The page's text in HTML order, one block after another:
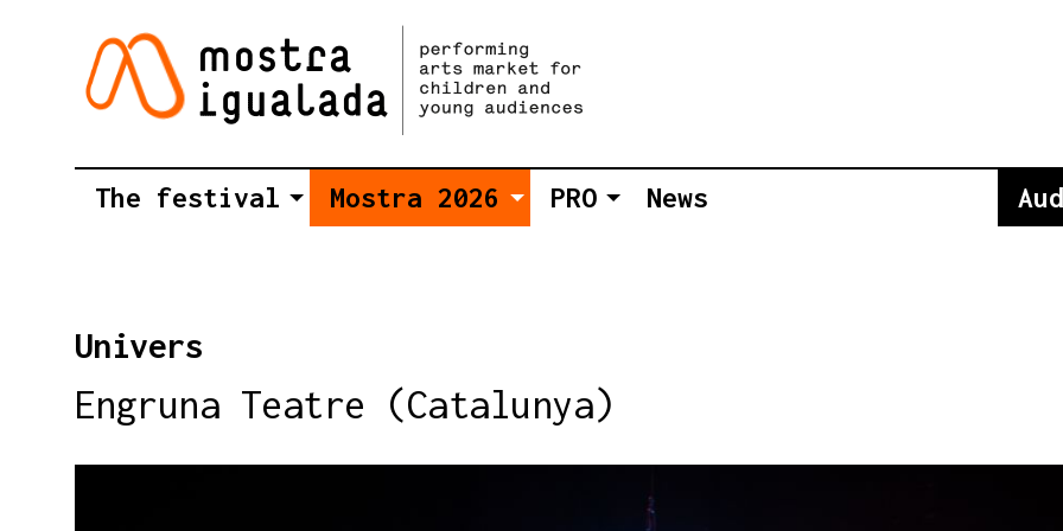
The festival Mostra 2026 PRO News
Univers
Engruna Teatre (Catalunya)